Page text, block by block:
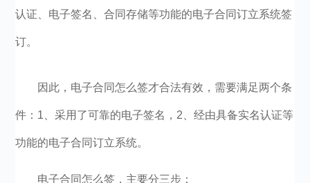
认证、电子签名、合同存储等功能的电子合同订立系统签
订。
因此，电子合同怎么签才合法有效，需要满足两个条
件：1、采用了可靠的电子签名，2、经由具备实名认证等
功能的电子合同订立系统。
电子合同怎么签，主要分三步：